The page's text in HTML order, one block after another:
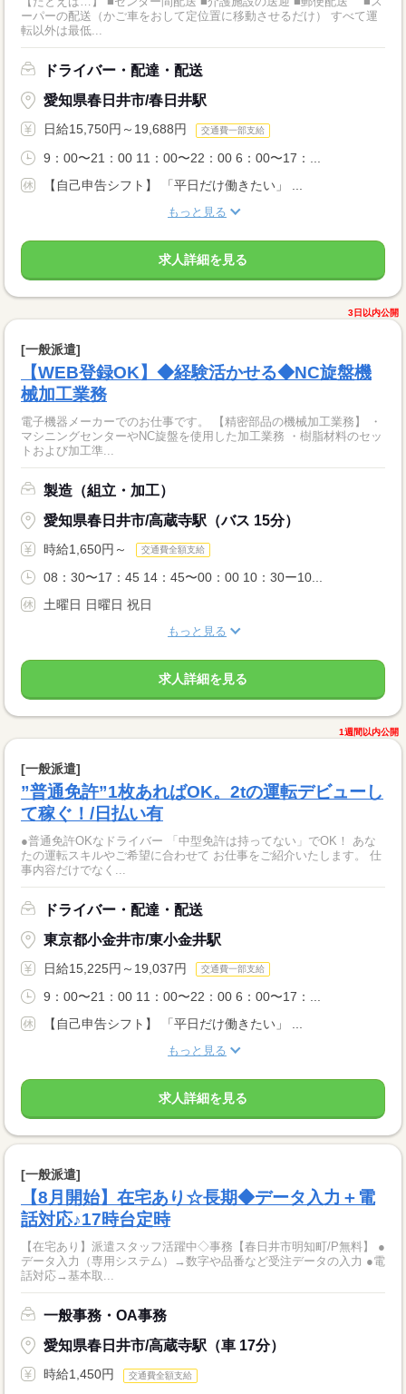
ーパーの配送（かご車をおして定位置に移動させるだけ） すべて運
転以外は最低...
ドライバー・配達・配送
愛知県春日井市/春日井駅
日給15,750円～19,688円 交通費一部支給
9：00〜21：00 11：00〜22：00 6：00〜17：...
【自己申告シフト】 「平日だけ働きたい」 ...
もっと見る
求人詳細を見る
3日以内公開
[一般派遣]
【WEB登録OK】◆経験活かせる◆NC旋盤機
械加工業務
電子機器メーカーでのお仕事です。 【精密部品の機械加工業務】 ・
マシニングセンターやNC旋盤を使用した加工業務 ・樹脂材料のセッ
トおよび加工準...
製造（組立・加工）
愛知県春日井市/高蔵寺駅（バス 15分）
時給1,650円～ 交通費全額支給
08：30〜17：45 14：45〜00：00 10：30ー10...
土曜日 日曜日 祝日
もっと見る
求人詳細を見る
1週間以内公開
[一般派遣]
”普通免許”1枚あればOK。2tの運転デビューし
て稼ぐ！/日払い有
●普通免許OKなドライバー 「中型免許は持ってない」でOK！ あな
たの運転スキルやご希望に合わせて お仕事をご紹介いたします。 仕
事内容だけでなく...
ドライバー・配達・配送
東京都小金井市/東小金井駅
日給15,225円～19,037円 交通費一部支給
9：00〜21：00 11：00〜22：00 6：00〜17：...
【自己申告シフト】 「平日だけ働きたい」 ...
もっと見る
求人詳細を見る
[一般派遣]
【8月開始】在宅あり☆長期◆データ入力＋電
話対応♪17時台定時
【在宅あり】派遣スタッフ活躍中◇事務【春日井市明知町/P無料】 ●
データ入力（専用システム）→数字や品番など受注データの入力 ●電
話対応→基本取...
一般事務・OA事務
愛知県春日井市/高蔵寺駅（車 17分）
時給1,450円 交通費全額支給